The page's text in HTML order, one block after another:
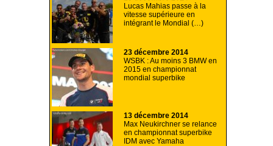
Lucas Mahias passe à la
vitesse supérieure en
intégrant le Mondial (…)
23 décembre 2014
WSBK : Au moins 3 BMW en
2015 en championnat
mondial superbike
13 décembre 2014
Max Neukirchner se relance
en championnat superbike
IDM avec Yamaha